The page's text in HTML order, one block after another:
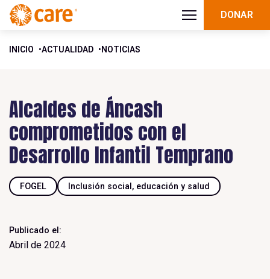
DONAR
INICIO ACTUALIDAD NOTICIAS
Alcaldes de Áncash
comprometidos con el
Desarrollo Infantil Temprano
FOGEL Inclusión social, educación y salud
Publicado el:
Abril de 2024